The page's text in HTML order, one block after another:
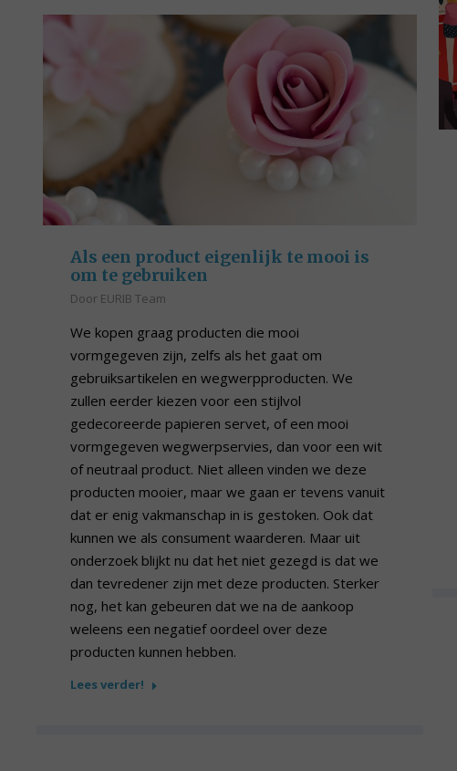
Als een product eigenlijk te mooi is
om te gebruiken
Door EURIB Team
We kopen graag producten die mooi
vormgegeven zijn, zelfs als het gaat om
gebruiksartikelen en wegwerpproducten. We
zullen eerder kiezen voor een stijlvol
gedecoreerde papieren servet, of een mooi
vormgegeven wegwerpservies, dan voor een wit
of neutraal product. Niet alleen vinden we deze
producten mooier, maar we gaan er tevens vanuit
dat er enig vakmanschap in is gestoken. Ook dat
kunnen we als consument waarderen. Maar uit
onderzoek blijkt nu dat het niet gezegd is dat we
dan tevredener zijn met deze producten. Sterker
nog, het kan gebeuren dat we na de aankoop
weleens een negatief oordeel over deze
producten kunnen hebben.
Lees verder!